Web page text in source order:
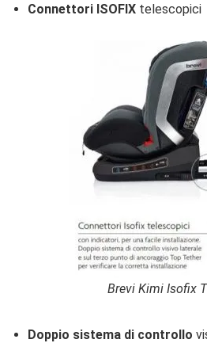
Connettori ISOFIX telescopici
Brevi Kimi Isofix
Doppio sistema di controllo